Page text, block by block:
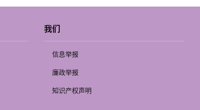
我们
信息举报
廉政举报
知识产权声明